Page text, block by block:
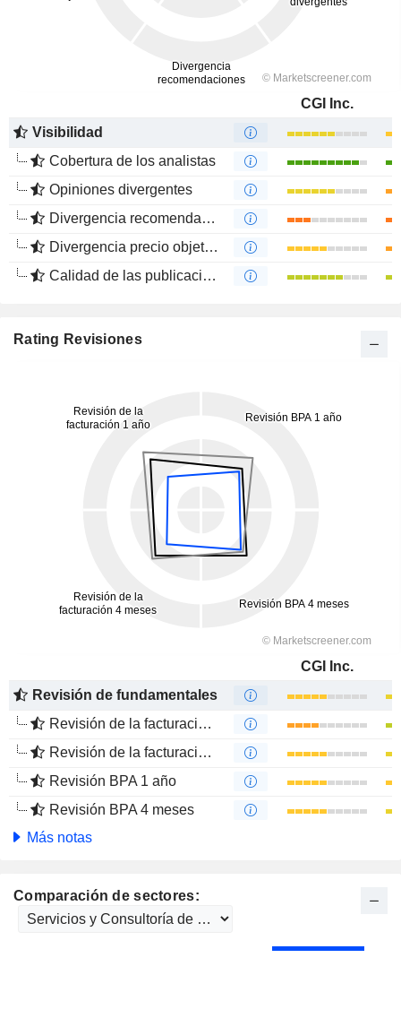
CGI Inc.
Visibilidad
Cobertura de los analistas
Opiniones divergentes
Divergencia recomendaciones analistas
Divergencia precio objetivo
Calidad de las publicaciones
Rating Revisiones
CGI Inc.
Revisión de fundamentales
Revisión de la facturación 1 año
Revisión de la facturación 4 meses
Revisión BPA 1 año
Revisión BPA 4 meses
Más notas
Comparación de sectores: